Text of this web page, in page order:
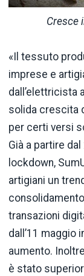
Cresce
«Il tessuto
imprese e
dall’elettricista
solida crescita
per certi versi
Già a partire
lockdown,
artigiani un
transazioni
dall’11 maggio
aumento.
è stato